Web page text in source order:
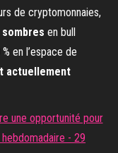
de cryptomonnaies,
en bull
en l’espace de
actuellement